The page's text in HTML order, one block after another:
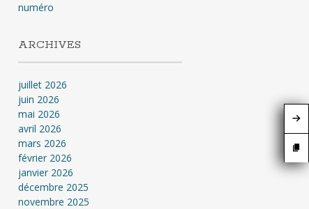
numéro
ARCHIVES
juillet 2026
juin 2026
mai 2026
avril 2026
mars 2026
février 2026
janvier 2026
décembre 2025
novembre 2025